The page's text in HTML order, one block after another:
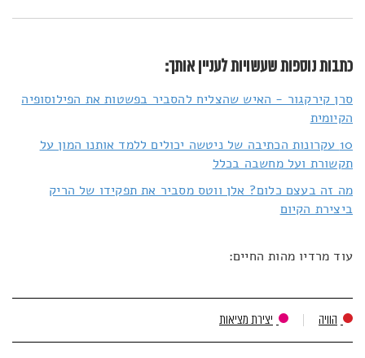
כתבות נוספות שעשויות לעניין אותך:
סרן קירקגור - האיש שהצליח להסביר בפשטות את הפילוסופיה
הקיומית
10 עקרונות הכתיבה של ניטשה יכולים ללמד אותנו המון על
תקשורת ועל מחשבה בכלל
מה זה בעצם כלום? אלן ווטס מסביר את תפקידו של הריק
ביצירת הקיום
עוד מרדיו מהות החיים:
הוויה יצירת מציאות